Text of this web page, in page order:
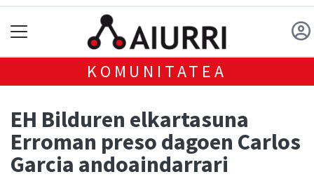
KOMUNITATEA
EH Bilduren elkartasuna
Erroman preso dagoen Carlos
Garcia andoaindarrari